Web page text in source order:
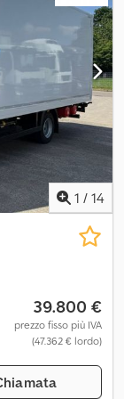
manuale a 5
con attacco a
sedile
comfort *
indirizzo e-mail: i
Provvediamo
-
di veicoli
inglese, tedesco,
1 / 14
39.800 €
prezzo fisso più IVA
(47.362 € lordo)